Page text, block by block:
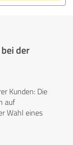
der
Kunden: Die
auf
Wahl eines